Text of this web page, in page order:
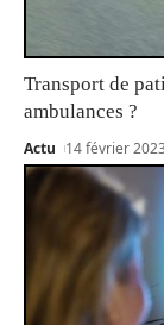
Transport de
ambulances ?
Actu 14 février 2023